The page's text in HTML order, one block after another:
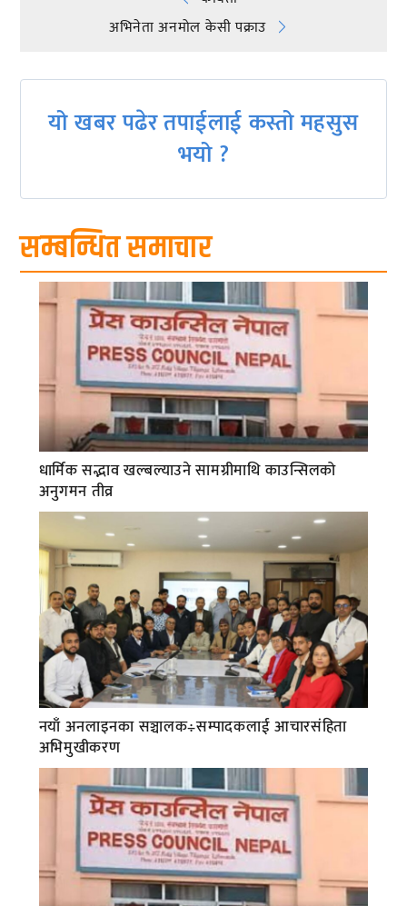
navigation
अभिनेता अनमोल केसी पक्राउ
यो खबर पढेर तपाईलाई कस्तो महसुस
भयो ?
सम्बन्धित समाचार
धार्मिक सद्भाव खल्बल्याउने सामग्रीमाथि काउन्सिलको
अनुगमन तीव्र
नयाँ अनलाइनका सञ्चालक÷सम्पादकलाई आचारसंहिता
अभिमुखीकरण